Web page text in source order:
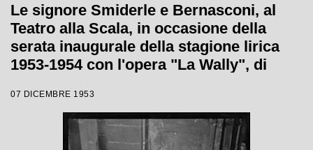
Le signore Smiderle e Bernasconi, al
Teatro alla Scala, in occasione della
serata inaugurale della stagione lirica
1953-1954 con l'opera "La Wally", di
Giulini, con la regia di Tatiana Pavlova
07 DICEMBRE 1953